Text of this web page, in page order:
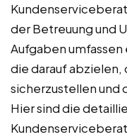
der Betreuung und
Aufgaben
die darauf
sicherzustellen und
Hier sind die